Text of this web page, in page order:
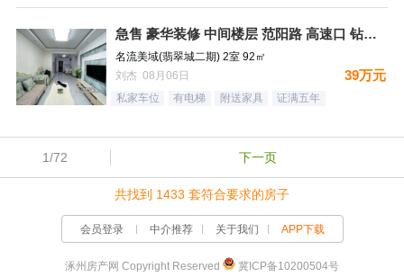
急售 豪华装修 中间楼层 范阳路 高速口 钻石广场
名流美域(翡翠城二期) 2室 92㎡
刘杰 08月06日
39万元
私家车位 有电梯 附送家具 证满五年
1/72 下一页
共找到 1433 套符合要求的房子
会员登录 中介推荐 关于我们 APP下载
涿州房产网 Copyright Reserved 冀ICP备10200504号